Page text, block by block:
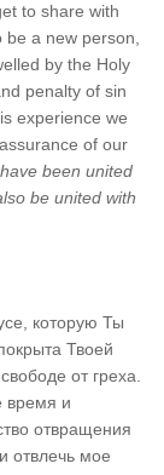
to share with
a new person,
by the Holy
penalty of sin
experience we
of our
been united
be united with
которую Ты
Твоей
от греха.
время и
отвращения
отвлечь мое